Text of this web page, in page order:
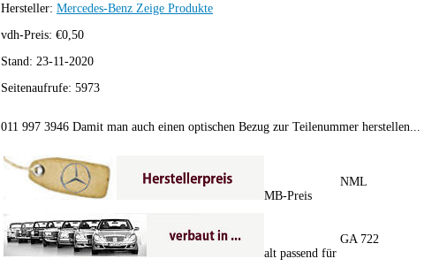
Hersteller: Mercedes-Benz Zeige Produkte
vdh-Preis: €0,50
Stand: 23-11-2020
Seitenaufrufe: 5973
011 997 3946 Damit man auch einen optischen Bezug zur Teilenummer herstellen...
MB-Preis
NML
alt passend für
GA 722